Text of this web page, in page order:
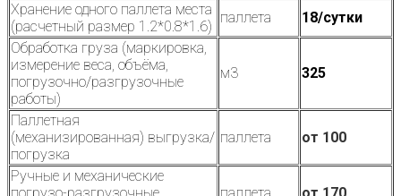
Хранение одного паллета места
(расчетный размер 1.2*0.8*1.6)
паллета
18/сутки
Обработка груза (маркировка,
измерение веса, объёма,
погрузочно/разгрузочные
работы)
м3 325
Паллетная
(механизированная) выгрузка/
погрузка
паллета от 100
Ручные и механические